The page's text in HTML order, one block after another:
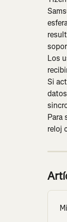
Los
Si
Para
reloj